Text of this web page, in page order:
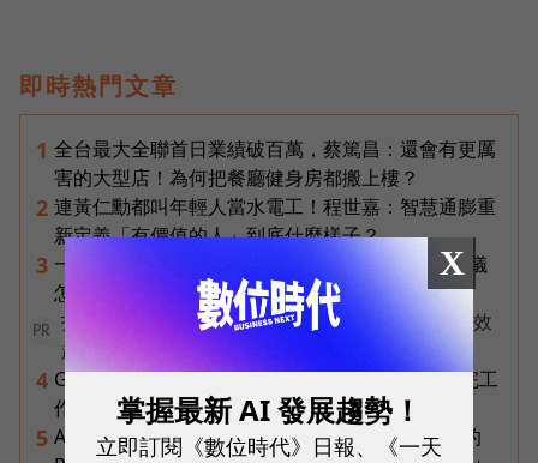
即時熱門文章
1 全台最大全聯首日業績破百萬，蔡篤昌：還會有更厲
害的大型店！為何把餐廳健身房都搬上樓？
2 連黃仁勳都叫年輕人當水電工！程世嘉：智慧通膨重
新定義「有價值的人」到底什麼樣子？
3 一張遺照「開口」說話，中間有8道關卡！翊嘉禮儀
怎麼做出AI告別式，讓逝者最後道別？
PR
打造 AI 行銷飛輪！破解企業行銷「工具越多卻成效
越差」的盲點
4 Gemini Spark完整教學｜幫你讀Gmail、自動跑完工
作流程，3個超實用情境一次看
5 AI 時代的行動生產力：MSI 如何用「理解情境」的
X
掌握最新 AI 發展趨勢！
立即訂閱《數位時代》日報、《一天